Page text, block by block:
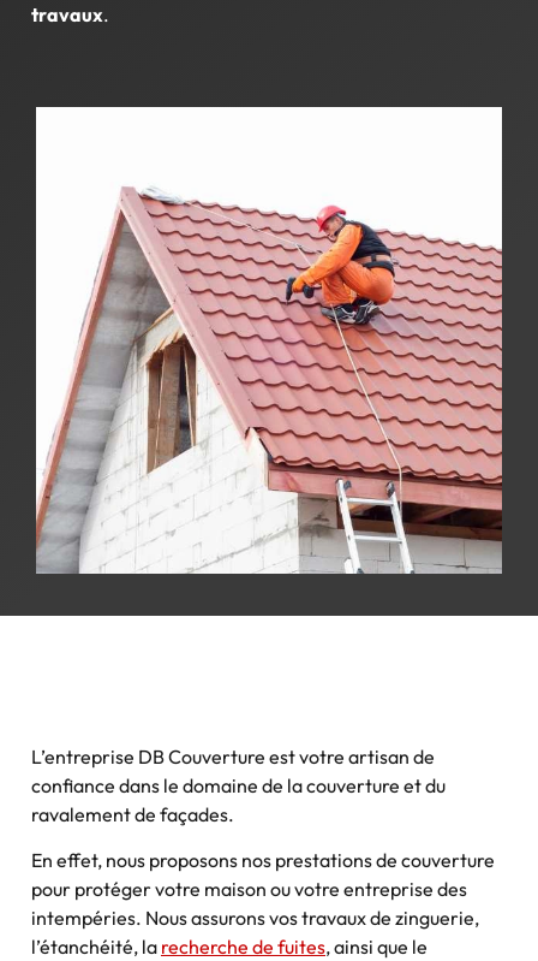
travaux.
L’entreprise DB Couverture est votre artisan de
confiance dans le domaine de la couverture et du
ravalement de façades.
En effet, nous proposons nos prestations de couverture
pour protéger votre maison ou votre entreprise des
intempéries. Nous assurons vos travaux de zinguerie,
l’étanchéité, la recherche de fuites, ainsi que le